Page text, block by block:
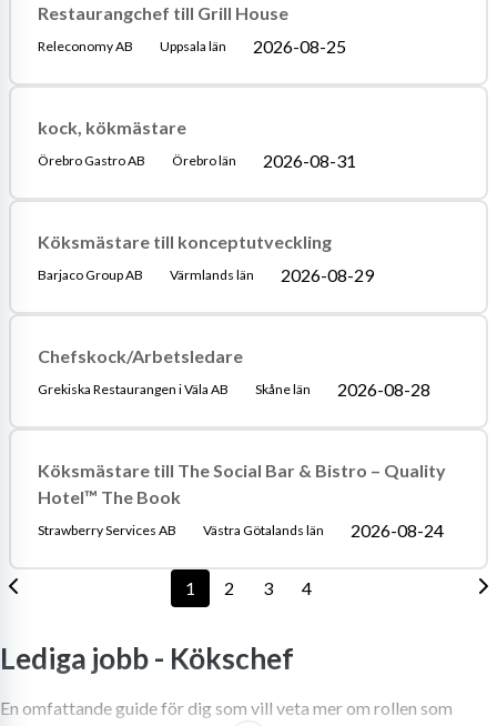
Restaurangchef till Grill House
Releconomy AB Uppsala län 2026-08-25
kock, kökmästare
Örebro Gastro AB Örebro län 2026-08-31
Köksmästare till konceptutveckling
Barjaco Group AB Värmlands län 2026-08-29
Chefskock/Arbetsledare
Grekiska Restaurangen i Väla AB Skåne län 2026-08-28
Köksmästare till The Social Bar & Bistro – Quality
Hotel™ The Book
Strawberry Services AB Västra Götalands län 2026-08-24
1 2 3 4
Lediga jobb - Kökschef
En omfattande guide för dig som vill veta mer om rollen som